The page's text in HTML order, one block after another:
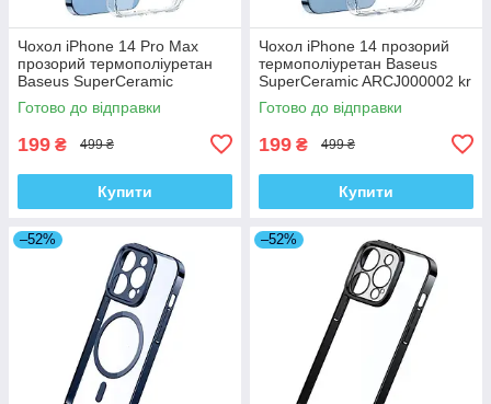
Чохол iPhone 14 Pro Max
прозорий термополіуретан
Baseus SuperCeramic
ARCJ010102 kr
Готово до відправки
199 ₴ 499 ₴
Купити
Чохол iPhone 14 прозорий
термополіуретан Baseus
SuperCeramic ARCJ000002 kr
Готово до відправки
199 ₴ 499 ₴
Купити
–52% –52%